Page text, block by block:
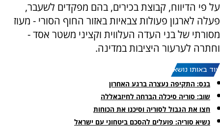
על פי הדיווח, קבוצת בכירים, בהם מפקדים לשעבר,
פעלה לארגון פעולות צבאיות באזור החוף הסורי - מעוז
מסורתי של בני העדה העלווית וקציני משטר אסד -
וחתרה לערעור היציבות במדינה.
עוד באותו נושא:
בנס: התקיפה נעצרה ברגע האחרון
שוב: סוריה סיכלה הברחה לחיזבאללה
חצו את הגבול לסוריה וסיכנו את הכוחות
נשיא סוריה: פועלים להסכם ביטחוני עם ישראל